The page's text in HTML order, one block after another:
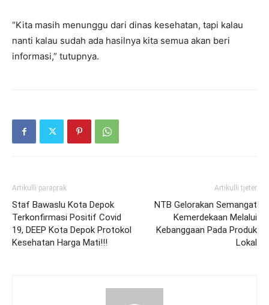
“Kita masih menunggu dari dinas kesehatan, tapi kalau
nanti kalau sudah ada hasilnya kita semua akan beri
informasi,” tutupnya.
Artikulli paraprak
Staf Bawaslu Kota Depok
Terkonfirmasi Positif Covid
19, DEEP Kota Depok Protokol
Kesehatan Harga Mati!!!
Artikulli tjetër
NTB Gelorakan Semangat
Kemerdekaan Melalui
Kebanggaan Pada Produk
Lokal